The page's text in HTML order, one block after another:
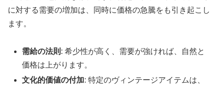
に対する需要の増加は、同時に価格の急騰をも引き起こし
ます。
需給の法則 : 希少性が高く、需要が強ければ、自然と
価格は上がります。
文化的価値の付加: 特定のヴィンテージアイテムは、